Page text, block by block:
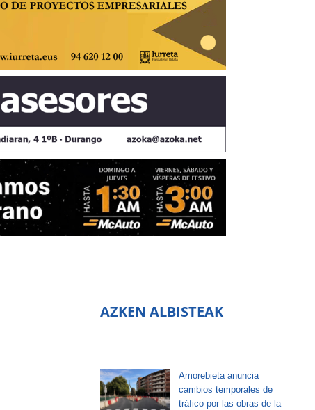
AZKEN ALBISTEAK
Amorebieta anuncia
cambios temporales de
tráfico por las obras de la